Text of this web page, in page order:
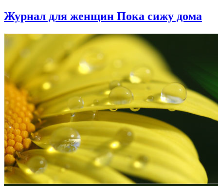
Журнал для женщин Пока сижу дома